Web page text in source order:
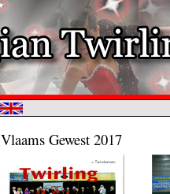
Vlaams Gewest 2017